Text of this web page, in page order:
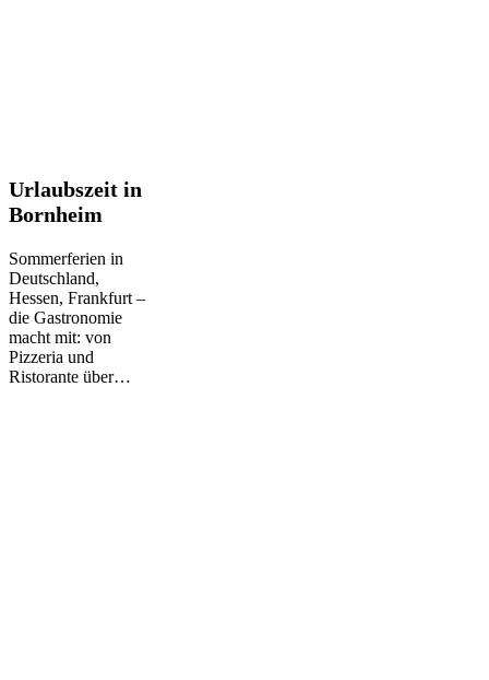
Urlaubszeit
in
Bornheim
Urlaubszeit in
Bornheim
Sommerferien in
Deutschland,
Hessen, Frankfurt –
die Gastronomie
macht mit: von
Pizzeria und
Ristorante über…